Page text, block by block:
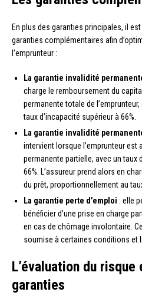
En plus des garanties principales, il
garanties complémentaires afin
l’emprunteur :
La garantie invalidité
charge le remboursement du
permanente totale de
taux d’incapacité supérieur à 66%.
La garantie invalidité
intervient lorsque l’emprunteur est
permanente partielle, avec un taux
66%. L’assureur prend alors en
du prêt, proportionnellement au
La garantie perte d’emploi : elle
bénéficier d’une prise en charge
en cas de chômage involontaire.
soumise à certaines conditions et
L’évaluation du
garanties